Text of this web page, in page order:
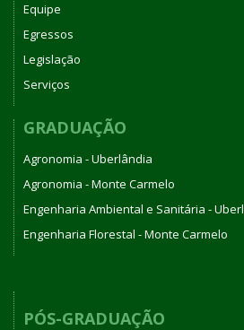
Equipe
Egressos
Legislação
Serviços
GRADUAÇÃO
Agronomia - Uberlândia
Agronomia - Monte Carmelo
Engenharia Ambiental e Sanitária -
Engenharia Florestal - Monte Carmelo
PÓS-GRADUAÇÃO